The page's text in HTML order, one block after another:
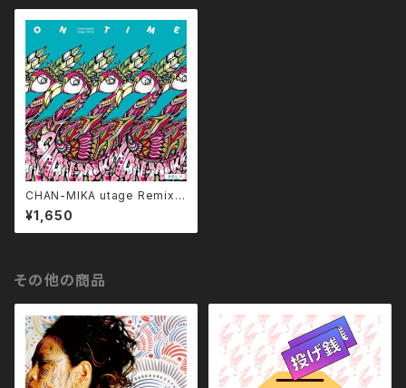
CHAN-MIKA utage Remix [
ON TIME vol.1 ]
¥1,650
その他の商品